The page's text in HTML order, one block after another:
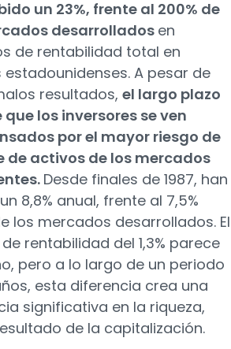
un 23%, frente al 200% de
desarrollados en
de rentabilidad total en
estadounidenses. A pesar de
resultados, el largo plazo
que los inversores se ven
por el mayor riesgo de
de activos de los mercados
Desde finales de 1987, han
8,8% anual, frente al 7,5%
los mercados desarrollados. El
rentabilidad del 1,3% parece
pero a lo largo de un periodo
esta diferencia crea una
significativa en la riqueza,
de la capitalización.